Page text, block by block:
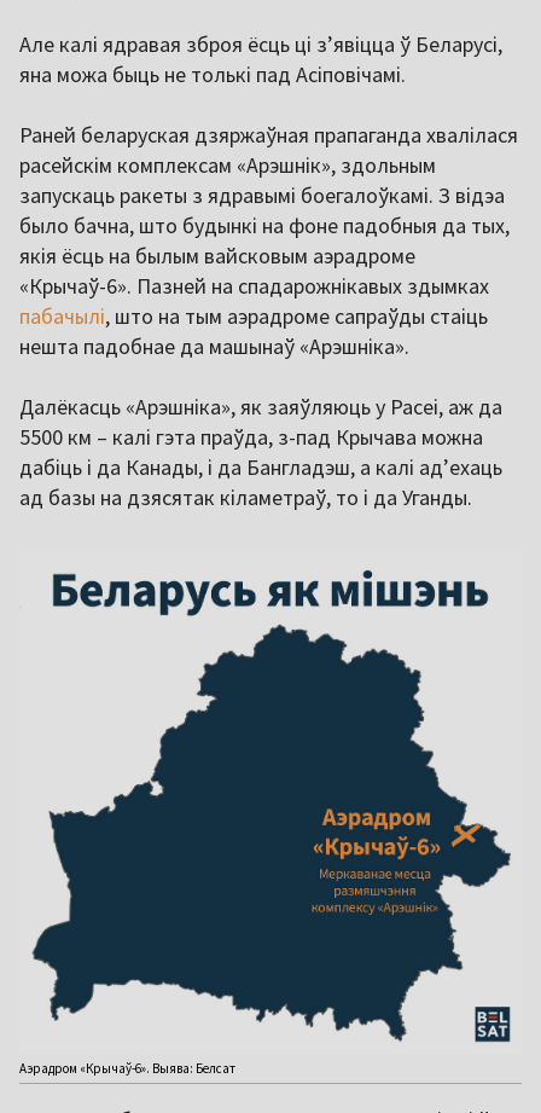
Але калі ядравая зброя ёсць ці з’явіцца ў Беларусі,
яна можа быць не толькі пад Асіповічамі.
Раней беларуская дзяржаўная прапаганда хвалілася
расейскім комплексам «Арэшнік», здольным
запускаць ракеты з ядравымі боегалоўкамі. З відэа
было бачна, што будынкі на фоне падобныя да тых,
якія ёсць на былым вайсковым аэрадроме
«Крычаў-6». Пазней на спадарожнікавых здымках
пабачылі, што на тым аэрадроме сапраўды стаіць
нешта падобнае да машынаў «Арэшніка».
Далёкасць «Арэшніка», як заяўляюць у Расеі, аж да
5500 км – калі гэта праўда, з-пад Крычава можна
дабіць і да Канады, і да Бангладэш, а калі ад’ехаць
ад базы на дзясятак кіламетраў, то і да Уганды.
Аэрадром «Крычаў-6». Выява: Белсат